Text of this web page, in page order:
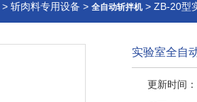
> 斩肉料专用设备 > 全自动斩拌机> ZB-20型
实验室全自
更新时间